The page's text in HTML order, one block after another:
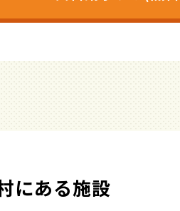
にある施設